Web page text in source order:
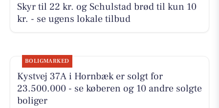
Skyr til 22 kr. og Schulstad brød til kun 10
kr. - se ugens lokale tilbud
BOLIGMARKED
Kystvej 37A i Hornbæk er solgt for
23.500.000 - se køberen og 10 andre solgte
boliger